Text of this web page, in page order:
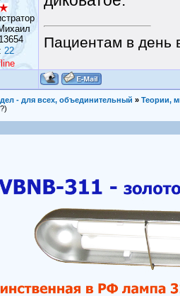
13654
22
Пациентам в день
- для всех, объединительный » Теории,